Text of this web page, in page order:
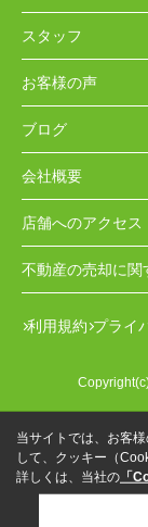
スタッフ
お客様の声
ブログ
会社概要
店舗へのアクセス
不動産の売却に関
利用規約 プライ
当サイトでは、お客
して、クッキー（
詳しくは、当社の 「